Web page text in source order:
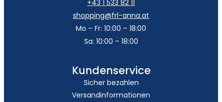
+43 1 533 82 11
shopping@frl-anna.at
Mo – Fr: 10:00 – 18:00
Sa: 10:00 – 18:00
Kundenservice
Sicher bezahlen
Versandinformationen